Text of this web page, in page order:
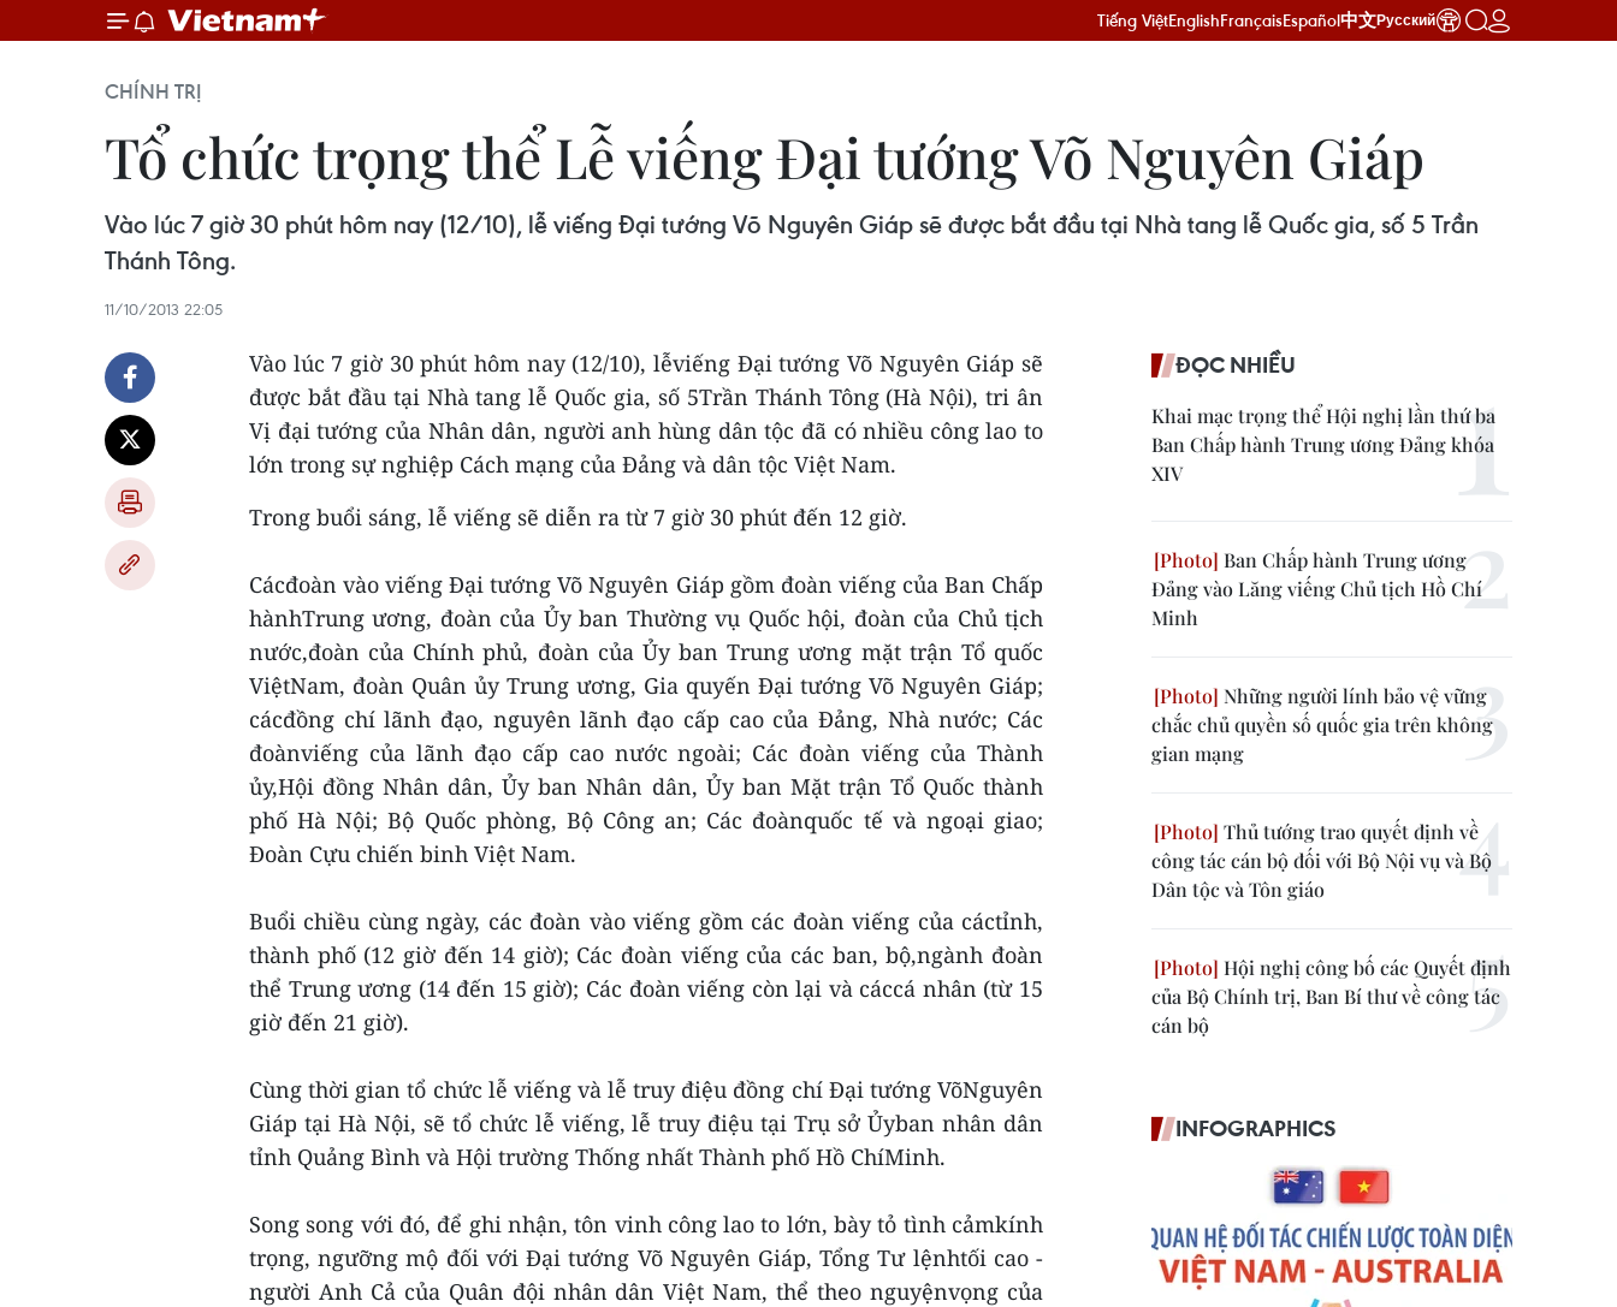
Tiếng ViệtEnglishFrançaisEspañol中文Русский
CHÍNH TRỊ
Tổ chức trọng thể Lễ viếng Đại tướng Võ Nguyên Giáp
Vào lúc 7 giờ 30 phút hôm nay (12/10), lễ viếng Đại tướng Võ Nguyên Giáp sẽ được bắt đầu tại Nhà tang lễ Quốc gia, số 5 Trần
Thánh Tông.
11/10/2013 22:05
Vào lúc 7 giờ 30 phút hôm nay (12/10), lễviếng Đại tướng Võ Nguyên Giáp sẽ
được bắt đầu tại Nhà tang lễ Quốc gia, số 5Trần Thánh Tông (Hà Nội), tri ân
Vị đại tướng của Nhân dân, người anh hùng dân tộc đã có nhiều công lao to
lớn trong sự nghiệp Cách mạng của Đảng và dân tộc Việt Nam.
Trong buổi sáng, lễ viếng sẽ diễn ra từ 7 giờ 30 phút đến 12 giờ.
Cácđoàn vào viếng Đại tướng Võ Nguyên Giáp gồm đoàn viếng của Ban Chấp
hànhTrung ương, đoàn của Ủy ban Thường vụ Quốc hội, đoàn của Chủ tịch
nước,đoàn của Chính phủ, đoàn của Ủy ban Trung ương mặt trận Tổ quốc
ViệtNam, đoàn Quân ủy Trung ương, Gia quyến Đại tướng Võ Nguyên Giáp;
cácđồng chí lãnh đạo, nguyên lãnh đạo cấp cao của Đảng, Nhà nước; Các
đoànviếng của lãnh đạo cấp cao nước ngoài; Các đoàn viếng của Thành
ủy,Hội đồng Nhân dân, Ủy ban Nhân dân, Ủy ban Mặt trận Tổ Quốc thành
phố Hà Nội; Bộ Quốc phòng, Bộ Công an; Các đoànquốc tế và ngoại giao;
Đoàn Cựu chiến binh Việt Nam.
Buổi chiều cùng ngày, các đoàn vào viếng gồm các đoàn viếng của cáctỉnh,
thành phố (12 giờ đến 14 giờ); Các đoàn viếng của các ban, bộ,ngành đoàn
thể Trung ương (14 đến 15 giờ); Các đoàn viếng còn lại và cáccá nhân (từ 15
giờ đến 21 giờ).
Cùng thời gian tổ chức lễ viếng và lễ truy điệu đồng chí Đại tướng VõNguyên
Giáp tại Hà Nội, sẽ tổ chức lễ viếng, lễ truy điệu tại Trụ sở Ủyban nhân dân
tỉnh Quảng Bình và Hội trường Thống nhất Thành phố Hồ ChíMinh.
Song song với đó, để ghi nhận, tôn vinh công lao to lớn, bày tỏ tình cảmkính
trọng, ngưỡng mộ đối với Đại tướng Võ Nguyên Giáp, Tổng Tư lệnhtối cao -
người Anh Cả của Quân đội nhân dân Việt Nam, thể theo nguyệnvọng của
ĐỌC NHIỀU
Khai mạc trọng thể Hội nghị lần thứ ba
Ban Chấp hành Trung ương Đảng khóa
XIV
Ban Chấp hành Trung ương
Đảng vào Lăng viếng Chủ tịch Hồ Chí
Minh
Những người lính bảo vệ vững
chắc chủ quyền số quốc gia trên không
gian mạng
Thủ tướng trao quyết định về
công tác cán bộ đối với Bộ Nội vụ và Bộ
Dân tộc và Tôn giáo
Hội nghị công bố các Quyết định
của Bộ Chính trị, Ban Bí thư về công tác
cán bộ
INFOGRAPHICS